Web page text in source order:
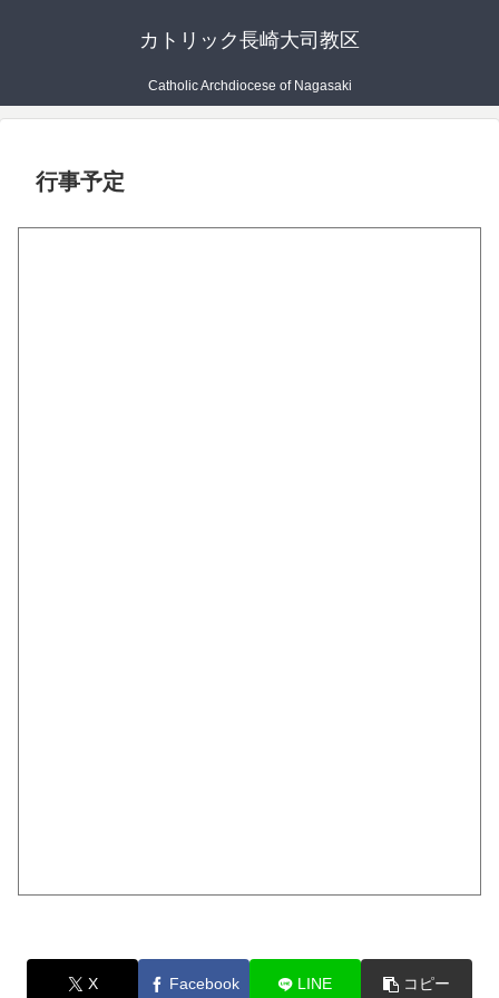
カトリック長崎大司教区
Catholic Archdiocese of Nagasaki
行事予定
X Facebook LINE コピー